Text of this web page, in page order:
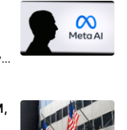
al trimestre
posee